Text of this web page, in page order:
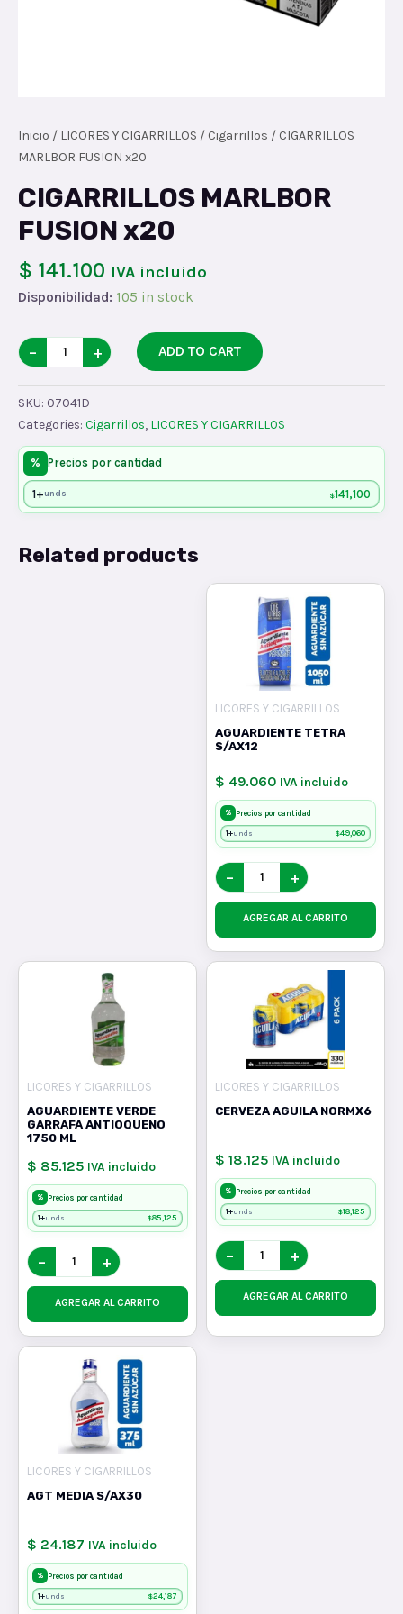
Inicio / LICORES Y CIGARRILLOS / Cigarrillos / CIGARRILLOS
MARLBOR FUSION x20
CIGARRILLOS MARLBOR
FUSION x20
$ 141.100 IVA incluido
Disponibilidad: 105 in stock
CIGARRILLOS
MARLBOR
FUSION
x20
quantity
− + ADD TO CART
SKU: 07041D
Categories: Cigarrillos, LICORES Y CIGARRILLOS
% Precios por cantidad
1+unds $141,100
Related products
LICORES Y CIGARRILLOS
AGUARDIENTE TETRA
S/AX12
$ 49.060 IVA incluido
% Precios por cantidad
1+unds $49,060
− +
AGREGAR AL CARRITO
LICORES Y CIGARRILLOS
AGUARDIENTE VERDE
GARRAFA ANTIOQUENO
1750 ML
$ 85.125 IVA incluido
% Precios por cantidad
1+unds $85,125
− +
AGREGAR AL CARRITO
LICORES Y CIGARRILLOS
CERVEZA AGUILA NORMX6
$ 18.125 IVA incluido
% Precios por cantidad
1+unds $18,125
− +
AGREGAR AL CARRITO
LICORES Y CIGARRILLOS
AGT MEDIA S/AX30
$ 24.187 IVA incluido
% Precios por cantidad
1+unds $24,187